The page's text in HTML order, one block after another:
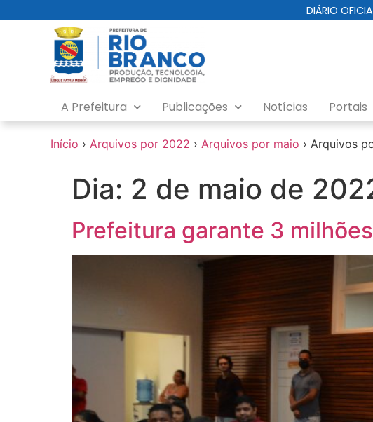
conteúdo
DIÁRIO
A Prefeitura Publicações Notícias Portais
Início › Arquivos por 2022 › Arquivos por maio › Arquivos
Dia: 2 de maio de
Prefeitura garante 3